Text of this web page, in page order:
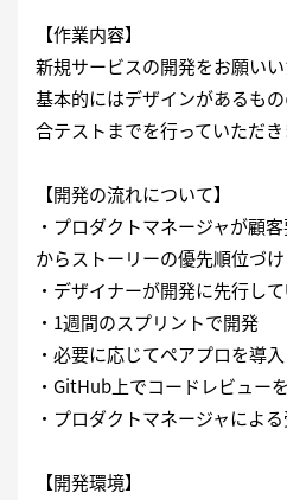
【作業内容】
新規サービスの開発をお願いい
基本的にはデザインがあるも
合テストまでを行っていただき
【開発の流れについて】
・プロダクトマネージャが顧
からストーリーの優先順位づけ
・デザイナーが開発に先行し
・1週間のスプリントで開発
・必要に応じてペアプロを導入
・GitHub上でコードレビュー
・プロダクトマネージャによ
【開発環境】